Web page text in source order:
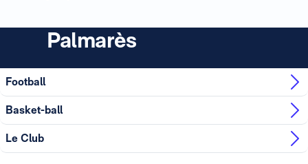
Palmarès
Football
Basket-ball
Le Club